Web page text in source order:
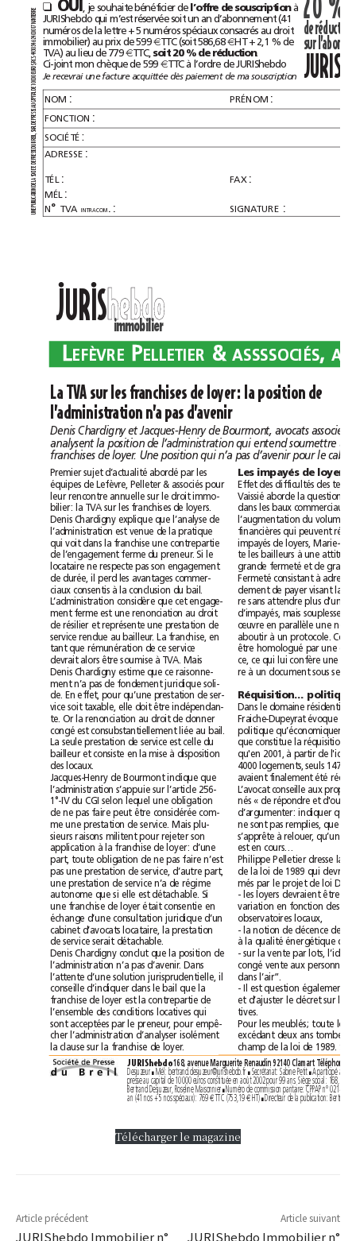
NOM : PRÉNOM :
FONCTION :
SOCIÉTÉ :
ADRESSE :
TÉL : FAX :
MÉL :
N TVA INTRACOM .: SIGNATURE :
20%
JURIS
❑ OUI , je souhaite bénéficier de l’offre de souscription à
JURIShebdo qui m’est réservée soit un an d’abonnement (41
numéros de la lettre + 5 numéros spéciaux consacrés au droit
immobilier) au prix de 599 € TTC (soit 586,68 €
HT + 2,1% de
TVA) au lieu de 779€ TTC, soit 20% de réduction.
Ci-joint mon chèque de 599 € TTC à l’ordre de JURIShebdo
Je recevrai une facture acquittée dès paiement de ma souscription
U
N
E
P
U
B
LI
C
ATI
O
N
D
E
L
A
SO
CI
TE
D
E
P
RE
S
SE
D
U
B
REI
S
A
RL
D
E
P
RE
S
SE
AU
C
API
T
AL
D
E
1
0
0
0
0
E
U
RO
S,
RC
S
4
43
0
3
4
6
2
4
0
0
1
7
N
AN
R
RE
JURISh
he
eb
bd
do
o
immobilier
••
L
LE
EF
FÈ
ÈV
VR
RE
E P
PE
EL
LL
LE
ET
TI
IE
ER
R &
& A
AS
SS
SS
SS
SO
OC
CIIÉ
ÉS
S,
, A
A
Premier sujet d’actualité abordé par les
équipes de Lefèvre, Pelleter & associés pour
leur rencontre annuelle sur le droit immo-
bilier: la TVA sur les franchises de loyers.
Denis Chardigny explique que l’analyse de
l’administration est venue de la pratique
qui voit dans la franchise une contrepartie
de l’engagement ferme du preneur. Si le
locataire ne respecte pas son engagement
de durée, il perd les avantages commer-
ciaux consentis à la conclusion du bail.
L’administration considère que cet engage-
ment ferme est une renonciation au droit
de résilier et représente une prestation de
service rendue au bailleur. La franchise, en
tant que rémunération de ce service
devrait alors être soumise à TVA. Mais
Denis Chardigny estime que ce raisonne-
ment n’a pas de fondement juridique soli-
de. En effet, pour qu’une prestation de ser-
vice soit taxable, elle doit être indépendan-
te. Or la renonciation au droit de donner
congé est consubstantiellement liée au bail.
La seule prestation de service est celle du
bailleur et consiste en la mise à disposition
des locaux.
Jacques-Henry de Bourmont indique que
l’administration s’appuie sur l’article 256-
1°-IV du CGI selon lequel une obligation
de ne pas faire peut être considérée com-
me une prestation de service. Mais plu-
sieurs raisons militent pour rejeter son
application à la franchise de loyer: d’une
part, toute obligation de ne pas faire n’est
pas une prestation de service, d’autre part,
une prestation de service n’a de régime
autonome que si elle est détachable. Si
une franchise de loyer était consentie en
échange d’une consultation juridique d’un
cabinet d’avocats locataire, la prestation
de service serait détachable.
Denis Chardigny conclut que la position de
l’administration n’a pas d’avenir. Dans
conseille d’indiquer dans le bail que la
franchise de loyer est la contrepartie de
l’ensemble des conditions locatives qui
sont acceptées par le preneur, pour empê-
cher l’administration d’analyser isolément
la clause sur la franchise de loyer.
Les impayés de loyer
est en cours…
observatoires locaux,
dans l’air”.
tives.
La TVA sur les franchises de loyer: la position de
l’administration n’a pas d’avenir
JURIShebdo
Desjuzeur ■ ■ Secrétariat: Sabine Petit ■
Bertrand Desjuzeur, Roseline Maisonnier
an (41 nos + 5 nos spéciaux): 769 € TTC (753,19 € HT) ■
Télécharger le magazine
Article précédent
JURIShebdo Immobilier n°
Article suivant
JURIShebdo Immobilier n°